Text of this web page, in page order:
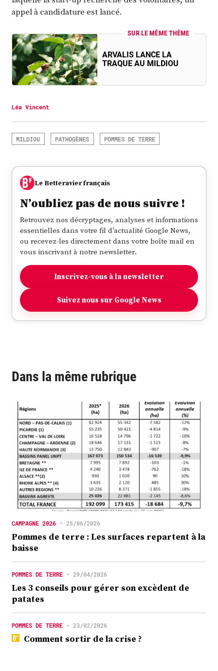
appel à candidature est lancé.
SUR LE MÊME THÈME
ARVALIS LANCE LA
TRAQUE AU MILDIOU
Léa Vincent
MILDIOU PATHOGÈNES POMMES DE TERRE
Le Betteravier français
N’oubliez pas de nous suivre !
Retrouvez nos décryptages, analyses et informations
essentielles dans votre fil d’actualité Google News,
ou recevez-les directement dans votre boîte mail en
vous inscrivant à notre newsletter.
Inscrivez-vous à la newsletter
Suivez nous sur Google News
Dans la même rubrique
CAMPAGNE 2026 • 25/06/2026
Pommes de terre : Les surfaces repartent à la
baisse
POMMES DE TERRE • 29/04/2026
Les 3 conseils pour gérer son excèdent de
patates
POMMES DE TERRE • 23/02/2026
Comment sortir de la crise ?